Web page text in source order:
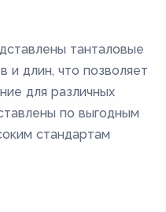
танталовые
и длин, что позволяет
для различных
по выгодным
стандартам